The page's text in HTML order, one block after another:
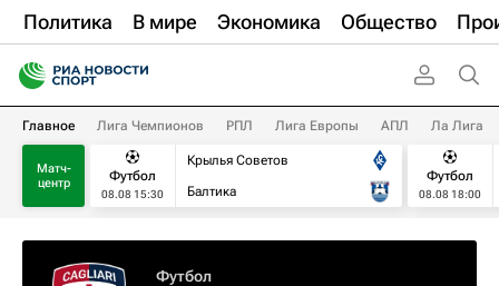
Политика В мире Экономика Общество
Главное Лига Чемпионов РПЛ Лига Европы АПЛ Ла Лига
Матч-
центр
Футбол
08.08 15:30
Крылья Советов
Балтика
Футбол
08.08 18:00
Футбол